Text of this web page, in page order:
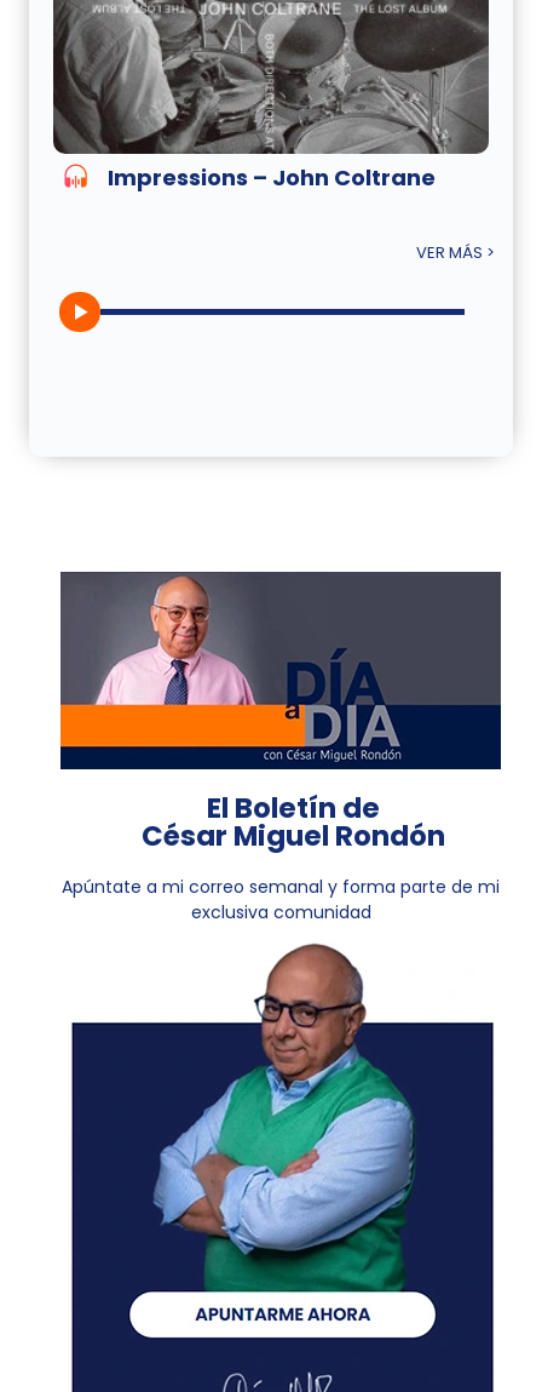
Impressions – John Coltrane
VER MÁS >
El Boletín de
César Miguel Rondón
Apúntate a mi correo semanal y forma parte de mi
exclusiva comunidad